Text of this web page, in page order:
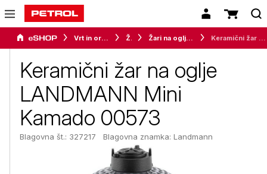
Vrt in orodje Žari Žari na oglje in kurišča
Keramični žar na oglje
LANDMANN Mini
Kamado 00573
Blagovna št.: 327217 Blagovna znamka: Landmann